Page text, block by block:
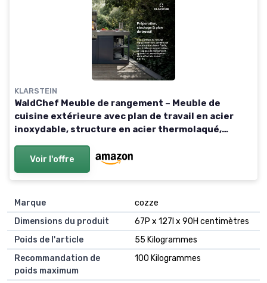
KLARSTEIN
WaldChef Meuble de rangement – Meuble de
cuisine extérieure avec plan de travail en acier
inoxydable, structure en acier thermolaqué,
Voir l'offre
Marque
cozze
Dimensions du produit
67P x 127l x 90H centimètres
Poids de l'article
55 Kilogrammes
Recommandation de
poids maximum
100 Kilogrammes